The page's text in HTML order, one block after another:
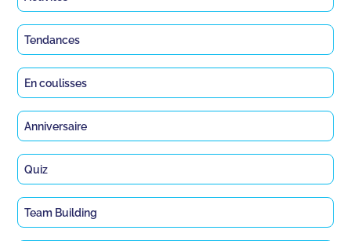
Tendances
En coulisses
Anniversaire
Quiz
Team Building